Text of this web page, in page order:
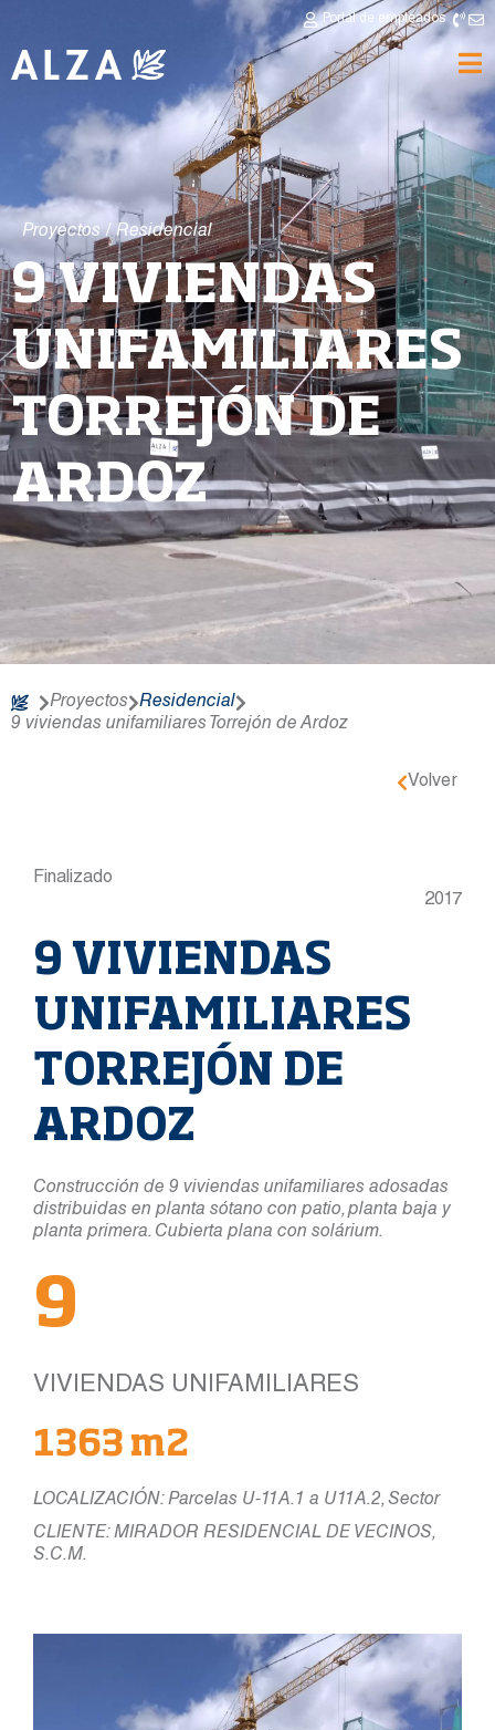
Portal de empleados
Proyectos / Residencial
9 VIVIENDAS
UNIFAMILIARES
TORREJÓN DE
ARDOZ
Proyectos
Residencial
9 viviendas unifamiliares Torrejón de Ardoz
Volver
Finalizado
2017
9 VIVIENDAS
UNIFAMILIARES
TORREJÓN DE
ARDOZ
Construcción de 9 viviendas unifamiliares adosadas
distribuidas en planta sótano con patio, planta baja y
planta primera. Cubierta plana con solárium.
9
VIVIENDAS UNIFAMILIARES
1363 m2
LOCALIZACIÓN: Parcelas U-11A.1 a U11A.2, Sector
CLIENTE: MIRADOR RESIDENCIAL DE VECINOS,
S.C.M.